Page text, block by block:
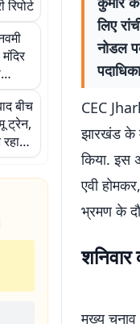
के
बीच
ट्रेन,
लिए
नोडल
CEC
झारखंड के
किया. इस
एवी
भ्रमण के
मुख्य चुनाव